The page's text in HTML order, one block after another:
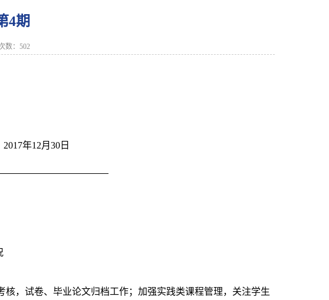
4期
： 502
年12月30日
，试卷、毕业论文归档工作；加强实践类课程管理，关注学生